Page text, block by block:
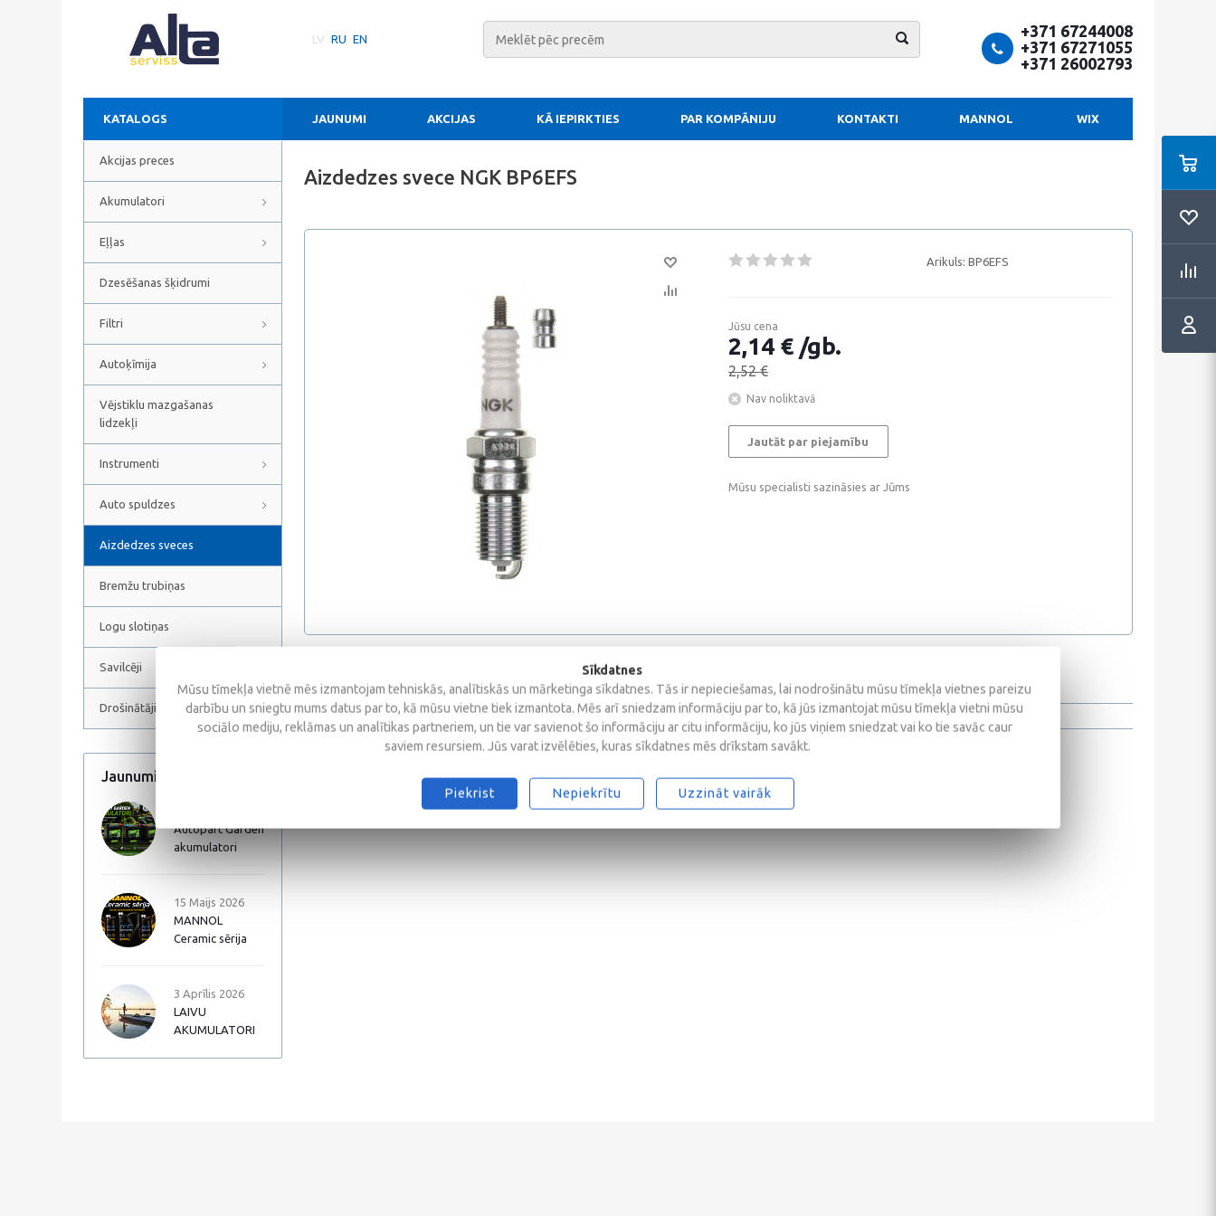
LV RU EN
+371 67244008
+371 67271055
+371 26002793
KATALOGS JAUNUMI AKCIJAS KĀ IEPIRKTIES PAR KOMPĀNIJU KONTAKTI MANNOL WIX
Akcijas preces
Akumulatori
Eļļas
Dzesēšanas šķidrumi
Filtri
Autoķīmija
Vējstiklu mazgašanas
lidzekļi
Instrumenti
Auto spuldzes
Aizdedzes sveces
Bremžu trubiņas
Logu slotiņas
Savilcēji
Drošinātāji
Jaunumi
Autopart Garden
akumulatori
15 Maijs 2026
MANNOL
Ceramic sērija
3 Aprīlis 2026
LAIVU
AKUMULATORI
Aizdedzes svece NGK BP6EFS
Arikuls: BP6EFS
Jūsu cena
2,14 € /gb.
2,52 €
Nav noliktavā
Jautāt par piejamību
Mūsu specialisti sazināsies ar Jūms
Atsauksmes
Sīkdatnes
Mūsu tīmekļa vietnē mēs izmantojam tehniskās, analītiskās un mārketinga sīkdatnes. Tās ir nepieciešamas, lai nodrošinātu mūsu tīmekļa vietnes pareizu
darbību un sniegtu mums datus par to, kā mūsu vietne tiek izmantota. Mēs arī sniedzam informāciju par to, kā jūs izmantojat mūsu tīmekļa vietni mūsu
sociālo mediju, reklāmas un analītikas partneriem, un tie var savienot šo informāciju ar citu informāciju, ko jūs viņiem sniedzat vai ko tie savāc caur
saviem resursiem. Jūs varat izvēlēties, kuras sīkdatnes mēs drīkstam savākt.
Piekrist Nepiekrītu Uzzināt vairāk